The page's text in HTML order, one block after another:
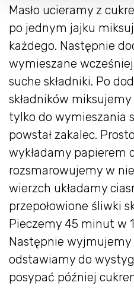
Masło ucieramy z
po jednym jajku
każdego. Następnie
wymieszane
suche składniki. Po
składników
tylko do wymieszania
powstał zakalec.
wykładamy papierem
rozsmarowujemy w
wierzch układamy
przepołowione śliwki
Pieczemy 45 minut w
Następnie wyjmujemy
odstawiamy do
posypać później